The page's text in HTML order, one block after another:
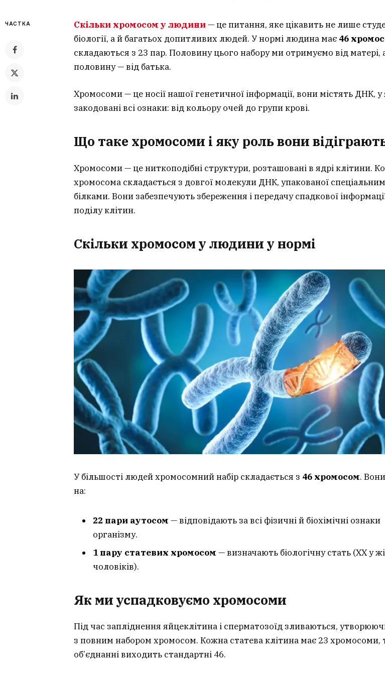
ЧАСТКА Скільки хромосом у людини — це питання, яке цікавить не лише
біології, а й багатьох допитливих людей. У нормі людина має 46
складаються з 23 пар. Половину цього набору ми отримуємо від матері,
половину — від батька.
Хромосоми — це носії нашої генетичної інформації, вони містять ДНК, у
закодовані всі ознаки: від кольору очей до групи крові.
Що таке хромосоми і яку роль вони
Хромосоми — це ниткоподібні структури, розташовані в ядрі клітини.
хромосома складається з довгої молекули ДНК, упакованої
білками. Вони забезпечують збереження і передачу спадкової
поділу клітин.
Скільки хромосом у людини у нормі
У більшості людей хромосомний набір складається з 46 хромосом.
на:
22 пари аутосом — відповідають за всі фізичні й біохімічні ознаки
організму.
1 пару статевих хромосом — визначають біологічну стать (XX у
чоловіків).
Як ми успадковуємо хромосоми
Під час запліднення яйцеклітина і сперматозоїд зливаються,
з повним набором хромосом. Кожна статева клітина має 23 хромосоми,
об’єднанні виходить стандартні 46.